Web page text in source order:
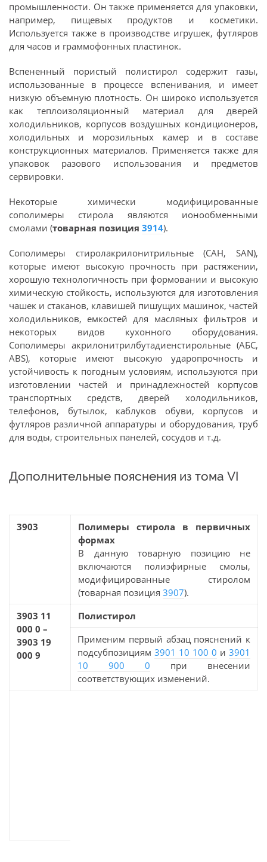
промышленности. Он также применяется для упаковки,
например, пищевых продуктов и косметики.
Используется также в производстве игрушек, футляров
для часов и граммофонных пластинок.
Вспененный пористый полистирол содержит газы,
использованные в процессе вспенивания, и имеет
низкую объемную плотность. Он широко используется
как теплоизоляционный материал для дверей
холодильников, корпусов воздушных кондиционеров,
холодильных и морозильных камер и в составе
конструкционных материалов. Применяется также для
упаковок разового использования и предметов
сервировки.
Некоторые химически модифицированные
сополимеры стирола являются ионообменными
смолами (товарная позиция 3914).
Сополимеры стиролакрилонитрильные (САН, SAN),
которые имеют высокую прочность при растяжении,
хорошую технологичность при формовании и высокую
химическую стойкость, используются для изготовления
чашек и стаканов, клавишей пишущих машинок, частей
холодильников, емкостей для масляных фильтров и
некоторых видов кухонного оборудования.
Сополимеры акрилонитрилбутадиенстирольные (АБС,
ABS), которые имеют высокую ударопрочность и
устойчивость к погодным условиям, используются при
изготовлении частей и принадлежностей корпусов
транспортных средств, дверей холодильников,
телефонов, бутылок, каблуков обуви, корпусов и
футляров различной аппаратуры и оборудования, труб
для воды, строительных панелей, сосудов и т.д.
Дополнительные пояснения из тома VI
3903
Полимеры стирола в первичных
формах
В данную товарную позицию не
включаются полиэфирные смолы,
модифицированные стиролом
(товарная позиция 3907).
3903 11
000 0 –
3903 19
000 9
Полистирол
Применим первый абзац пояснений к
подсубпозициям 3901 10 100 0 и 3901
10 900 0 при внесении
соответствующих изменений.